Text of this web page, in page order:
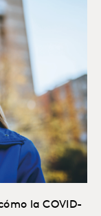
la COVID-